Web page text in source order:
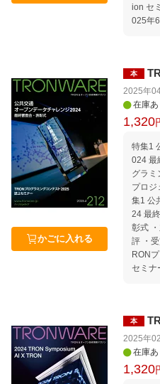
ion セ
025年
Media
「記事
のお願
かごに入れる
本
2025年
在庫あ
1,320
特集1
024 最
グラミ
プロジ
集1 公
24 最
彰式
評 ・受
RON
セミナ
レクト
強化、
アプ
プ（
onの
本
2025年
在庫あ
1,320